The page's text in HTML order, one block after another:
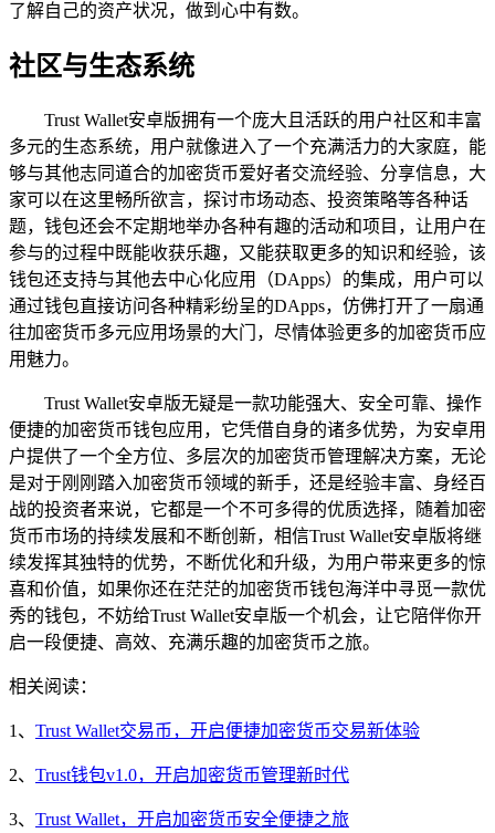
了解自己的资产状况，做到心中有数。
社区与生态系统
Trust Wallet安卓版拥有一个庞大且活跃的用户社区和丰富
多元的生态系统，用户就像进入了一个充满活力的大家庭，能
够与其他志同道合的加密货币爱好者交流经验、分享信息，大
家可以在这里畅所欲言，探讨市场动态、投资策略等各种话
题，钱包还会不定期地举办各种有趣的活动和项目，让用户在
参与的过程中既能收获乐趣，又能获取更多的知识和经验，该
钱包还支持与其他去中心化应用（DApps）的集成，用户可以
通过钱包直接访问各种精彩纷呈的DApps，仿佛打开了一扇通
往加密货币多元应用场景的大门，尽情体验更多的加密货币应
用魅力。
Trust Wallet安卓版无疑是一款功能强大、安全可靠、操作
便捷的加密货币钱包应用，它凭借自身的诸多优势，为安卓用
户提供了一个全方位、多层次的加密货币管理解决方案，无论
是对于刚刚踏入加密货币领域的新手，还是经验丰富、身经百
战的投资者来说，它都是一个不可多得的优质选择，随着加密
货币市场的持续发展和不断创新，相信Trust Wallet安卓版将继
续发挥其独特的优势，不断优化和升级，为用户带来更多的惊
喜和价值，如果你还在茫茫的加密货币钱包海洋中寻觅一款优
秀的钱包，不妨给Trust Wallet安卓版一个机会，让它陪伴你开
启一段便捷、高效、充满乐趣的加密货币之旅。
相关阅读：
1、 Trust Wallet交易币，开启便捷加密货币交易新体验
2、 Trust钱包v1.0，开启加密货币管理新时代
3、 Trust Wallet，开启加密货币安全便捷之旅